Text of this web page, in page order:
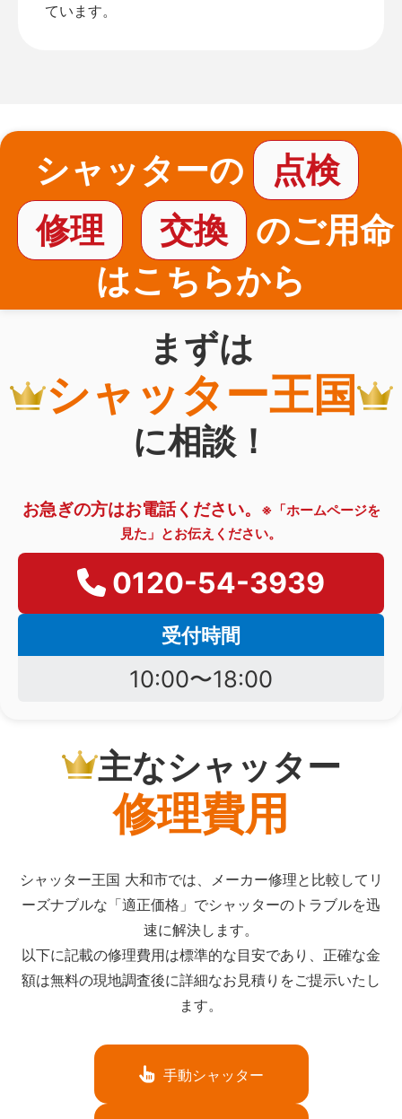
ています。
シャッターの
点検
修理
交換
のご用命
はこちらから
まずは
シャッター王国
に相談！
お急ぎの方はお電話ください。
※「ホームページを
見た」とお伝えください。
0120-54-3939
受付時間
10:00〜18:00
主なシャッター
修理費用
シャッター王国 大和市では、メーカー修理と比較してリ
ーズナブルな「適正価格」でシャッターのトラブルを迅
速に解決します。
以下に記載の修理費用は標準的な目安であり、正確な金
額は無料の現地調査後に詳細なお見積りをご提示いたし
ます。
手動シャッター